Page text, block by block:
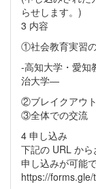
らせします。)
3 内容
①社会教育実習
-高知大学・愛知
治大学―
②ブレイクアウ
③全体での交流
4 申し込み
下記の URL か
申し込みが可能で
https://